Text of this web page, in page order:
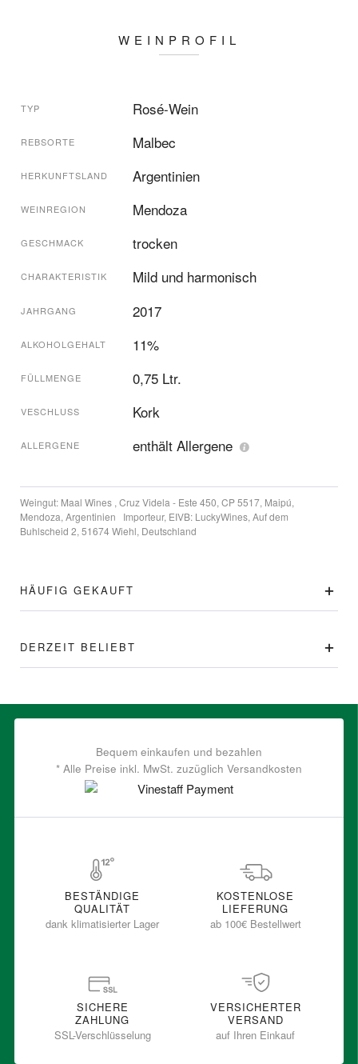
WEINPROFIL
TYP Rosé-Wein
REBSORTE Malbec
HERKUNFTSLAND Argentinien
WEINREGION Mendoza
GESCHMACK trocken
CHARAKTERISTIK Mild und harmonisch
JAHRGANG 2017
ALKOHOLGEHALT 11%
FÜLLMENGE 0,75 Ltr.
VESCHLUSS Kork
ALLERGENE enthält Allergene
Weingut: Maal Wines , Cruz Videla - Este 450, CP 5517, Maipú,
Mendoza, Argentinien
Importeur, EIVB: LuckyWines, Auf dem
Buhlscheid 2, 51674 Wiehl, Deutschland
HÄUFIG GEKAUFT
DERZEIT BELIEBT
Bequem einkaufen und bezahlen
* Alle Preise inkl. MwSt. zuzüglich Versandkosten
BESTÄNDIGE
QUALITÄT
dank klimatisierter Lager
KOSTENLOSE
LIEFERUNG
ab 100€ Bestellwert
SICHERE
ZAHLUNG
SSL-Verschlüsselung
VERSICHERTER
VERSAND
auf Ihren Einkauf